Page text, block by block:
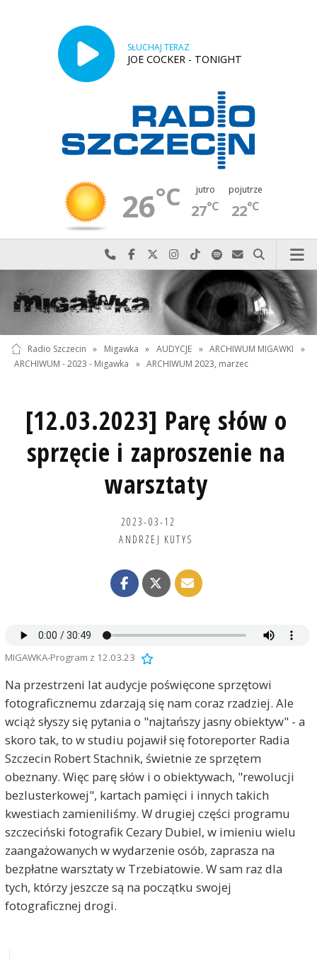
SŁUCHAJ TERAZ
JOE COCKER - TONIGHT
26°C jutro
27°C
pojutrze
22°C
Najlepiej po prostu do nas zadzwoń
Odwiedź nas na Facebook-u
Odwiedź nas na X
Odwiedź nas na Instagram-ie
Odwiedź nas na TikTok-u
Szukaj nas na Spotify
Wyślij do nas
Szukaj
Radio Szczecin » Migawka » AUDYCJE » ARCHIWUM MIGAWKI
»
ARCHIWUM - 2023 - Migawka
» ARCHIWUM 2023, marzec
[12.03.2023] Parę słów o
sprzęcie i zaproszenie na
warsztaty
2023-03-12
ANDRZEJ KUTYS
MIGAWKA-Program z 12.03.23
Na przestrzeni lat audycje poświęcone sprzętowi
fotograficznemu zdarzają się nam coraz rzadziej. Ale
wciąż słyszy się pytania o "najtańszy jasny obiektyw" - a
skoro tak, to w studiu pojawił się fotoreporter Radia
Szczecin Robert Stachnik, świetnie ze sprzętem
obeznany. Więc parę słów i o obiektywach, "rewolucji
bezlusterkowej", kartach pamięci i innych takich
kwestiach zamieniliśmy. W drugiej części programu
szczeciński fotografik Cezary Dubiel, w imieniu wielu
zaangażowanych w wydarzenie osób, zaprasza na
bezpłatne warsztaty w Trzebiatowie. W sam raz dla
tych, którzy jeszcze są na początku swojej
fotograficznej drogi.